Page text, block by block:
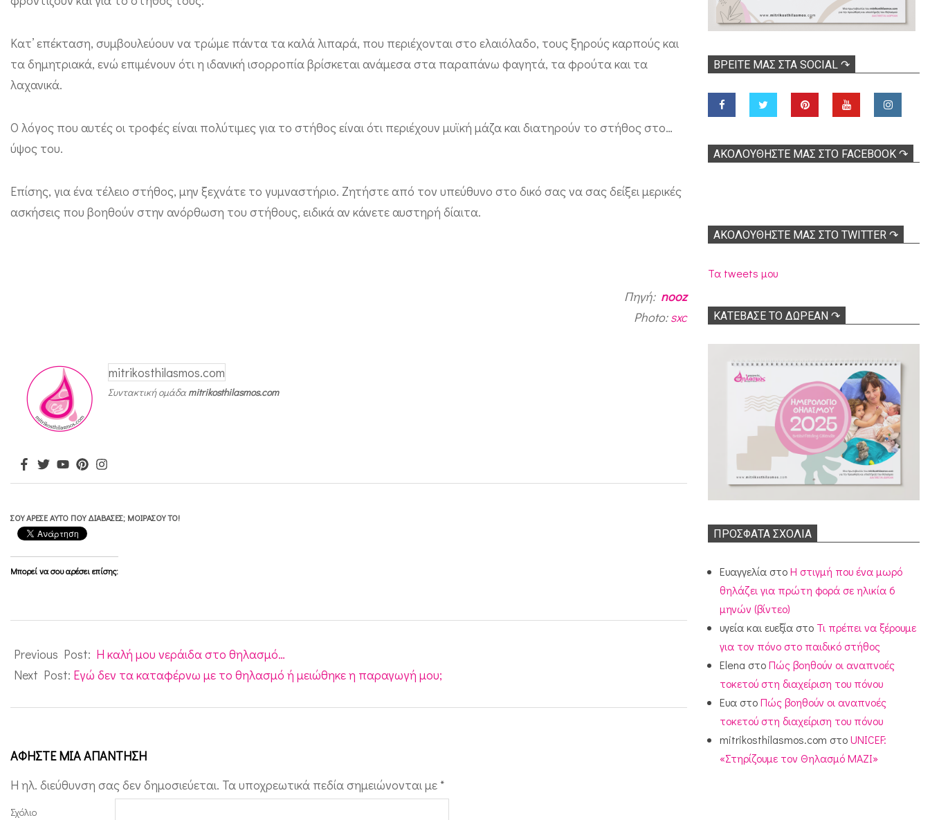
υ
μ
ε
ι
α
α
έ
ο
ς
…
σ
τ
ύ
ο
τ
υ
!
Κατ’ επέκταση, συμβουλεύουν να τρώμε πάντα τα καλά λιπαρά, που περιέχονται στο ελαιόλαδο, τους ξηρούς καρπούς και
τα δημητριακά, ενώ επιμένουν ότι η ιδανική ισορροπία βρίσκεται ανάμεσα στα παραπάνω φαγητά, τα φρούτα και τα
λαχανικά.
Ο λόγος που αυτές οι τροφές είναι πολύτιμες για το στήθος είναι ότι περιέχουν μυϊκή μάζα και διατηρούν το στήθος στο…
ύψος του.
Επίσης, για ένα τέλειο στήθος, μην ξεχνάτε το γυμναστήριο. Ζητήστε από τον υπεύθυνο στο δικό σας να σας δείξει μερικές
ασκήσεις που βοηθούν στην ανόρθωση του στήθους, ειδικά αν κάνετε αυστηρή δίαιτα.
Πηγή: nooz
Photo:sxc
mitrikosthilasmos.com
Συντακτική ομάδαmitrikosthilasmos.com
ΣΟΥ ΆΡΕΣΕ ΑΥΤΌ ΠΟΥ ΔΙΆΒΑΣΕΣ; ΜΟΙΡΆΣΟΥ ΤΟ!
Μπορεί να σου αρέσει επίσης:
06-
13
Previous Post: H καλή μου νεράιδα στο θηλασμό…
Next Post: Εγώ δεν τα καταφέρνω με το θηλασμό ή μειώθηκε η παραγωγή μου;
ΑΦΉΣΤΕ ΜΙΑ ΑΠΆΝΤΗΣΗ
Η ηλ. διεύθυνση σας δεν δημοσιεύεται. Τα υποχρεωτικά πεδία σημειώνονται με *
Σχόλιο
ΒΡΕΊΤΕ ΜΑΣ ΣΤΑ SOCIAL ↷
ΑΚΟΛOΥΘΉΣΤΕ ΜΑΣ ΣΤΟ FACEBOOK ↷
ΑΚΟΛΟΥΘΉΣΤΕ ΜΑΣ ΣΤΟ TWITTER ↷
Τα tweets μου
ΚΑΤΕΒΑΣΕ ΤΟ ΔΩΡΕΑΝ ↷
ΠΡΌΣΦΑΤΑ ΣΧΌΛΙΑ
Ευαγγελία στοΗ στιγμή που ένα μωρό
θηλάζει για πρώτη φορά σε ηλικία 6
μηνών (βίντεο)
υγεία και ευεξία στο Τι πρέπει να ξέρουμε
για τον πόνο στο παιδικό στήθος
Elena στοΠώς βοηθούν οι αναπνοές
τοκετού στη διαχείριση του πόνου
Ευα στοΠώς βοηθούν οι αναπνοές
τοκετού στη διαχείριση του πόνου
mitrikosthilasmos.com στοUNICEF:
«Στηρίζουμε τον Θηλασμό ΜΑΖΙ»